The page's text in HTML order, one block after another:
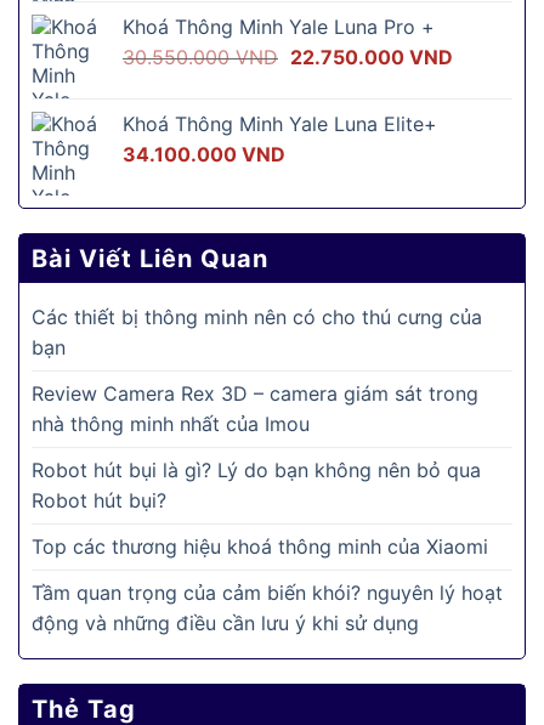
16.500.000 VND.
Khoá Thông Minh Yale Luna Pro +
30.550.000VND Giá
30.550.000 VND.
22.750.000 VNDGiá
Khoá Thông Minh Yale Luna Elite+
34.100.000 VND
Bài Viết Liên Quan
Các thiết bị thông minh nên có cho thú cưng của
bạn
Review Camera Rex 3D – camera giám sát trong
nhà thông minh nhất của Imou
Robot hút bụi là gì? Lý do bạn không nên bỏ qua
Robot hút bụi?
Top các thương hiệu khoá thông minh của Xiaomi
Tầm quan trọng của cảm biến khói? nguyên lý hoạt
động và những điều cần lưu ý khi sử dụng
Thẻ Tag